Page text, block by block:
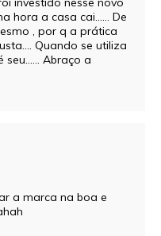
hora a casa cai…… De
, por q a prática
Quando se utiliza
seu…… Abraço a
a marca na boa e